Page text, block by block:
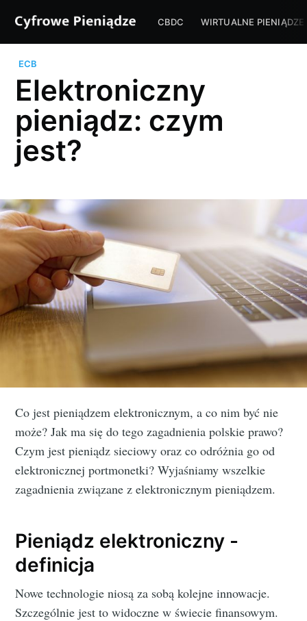
CBDC WIRTUALNE PIENIĄDZE
ECB
Elektroniczny
pieniądz: czym
jest?
Co jest pieniądzem elektronicznym, a co nim być nie
może? Jak ma się do tego zagadnienia polskie prawo?
Czym jest pieniądz sieciowy oraz co odróżnia go od
elektronicznej portmonetki? Wyjaśniamy wszelkie
zagadnienia związane z elektronicznym pieniądzem.
Pieniądz elektroniczny -
definicja
Nowe technologie niosą za sobą kolejne innowacje.
Szczególnie jest to widoczne w świecie finansowym.